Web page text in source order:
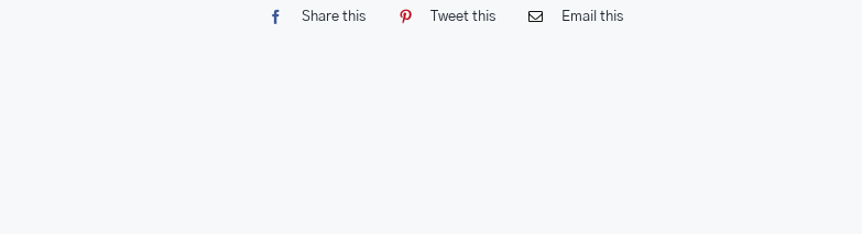
Share this Tweet this Email this